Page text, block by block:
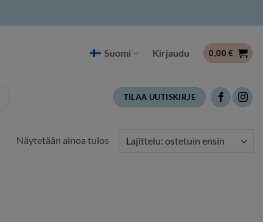
Suomi Kirjaudu 0,00€
TILAA UUTISKIRJE
Näytetään ainoa tulos